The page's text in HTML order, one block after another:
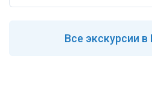
Все экскурсии